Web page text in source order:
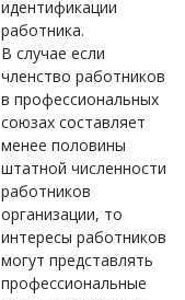
идентификации
работника.
В случае если
членство работников
в профессиональных
союзах составляет
менее половины
штатной численности
работников
организации, то
интересы работников
могут представлять
профессиональные